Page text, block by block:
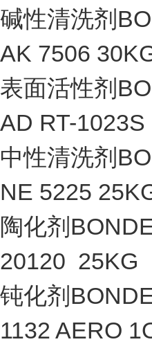
碱性清洗剂
AK 7506
表面活性剂
AD RT-1023S
中性清洗剂
NE 5225
陶化剂
20120 25KG
钝化剂
1132 AERO